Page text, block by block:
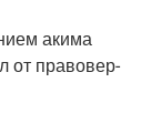
аки­ма
от пра­во­вер­